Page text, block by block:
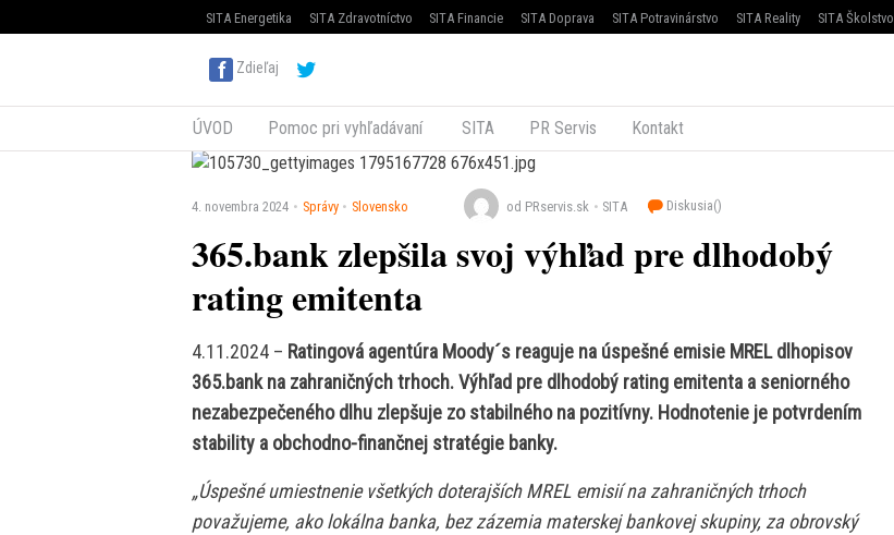
SITA Energetika SITA Zdravotníctvo SITA Financie SITA Doprava SITA Potravinárstvo SITA Reality SITA Školstvo
Zdieľaj
ÚVOD Pomoc pri vyhľadávaní SITA PR Servis Kontakt
4. novembra 2024 Správy Slovensko od PRservis.sk SITA Diskusia()
365.bank zlepšila svoj výhľad pre dlhodobý
rating emitenta
4.11.2024 – Ratingová agentúra Moody´s reaguje na úspešné emisie MREL dlhopisov
365.bank na zahraničných trhoch. Výhľad pre dlhodobý rating emitenta a seniorného
nezabezpečeného dlhu zlepšuje zo stabilného na pozitívny. Hodnotenie je potvrdením
stability a obchodno-finančnej stratégie banky.
„Úspešné umiestnenie všetkých doterajších MREL emisií na zahraničných trhoch
považujeme, ako lokálna banka, bez zázemia materskej bankovej skupiny, za obrovský